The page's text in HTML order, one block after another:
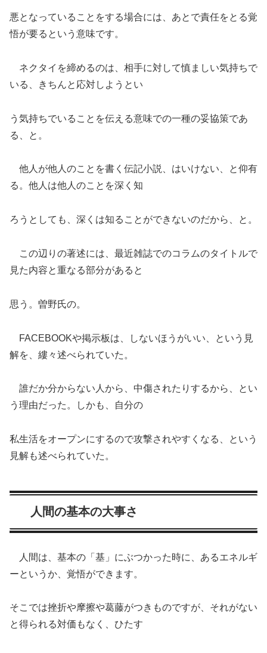
悪となっていることをする場合には、あとで責任をとる覚
悟が要るという意味です。
ネクタイを締めるのは、相手に対して慎ましい気持ちで
いる、きちんと応対しようとい
う気持ちでいることを伝える意味での一種の妥協策であ
る、と。
他人が他人のことを書く伝記小説、はいけない、と仰有
る。他人は他人のことを深く知
ろうとしても、深くは知ることができないのだから、と。
この辺りの著述には、最近雑誌でのコラムのタイトルで
見た内容と重なる部分があると
思う。曽野氏の。
FACEBOOKや掲示板は、しないほうがいい、という見
解を、縷々述べられていた。
誰だか分からない人から、中傷されたりするから、とい
う理由だった。しかも、自分の
私生活をオープンにするので攻撃されやすくなる、という
見解も述べられていた。
人間の基本の大事さ
人間は、基本の「基」にぶつかった時に、あるエネルギ
ーというか、覚悟ができます。
そこでは挫折や摩擦や葛藤がつきものですが、それがない
と得られる対価もなく、ひたす